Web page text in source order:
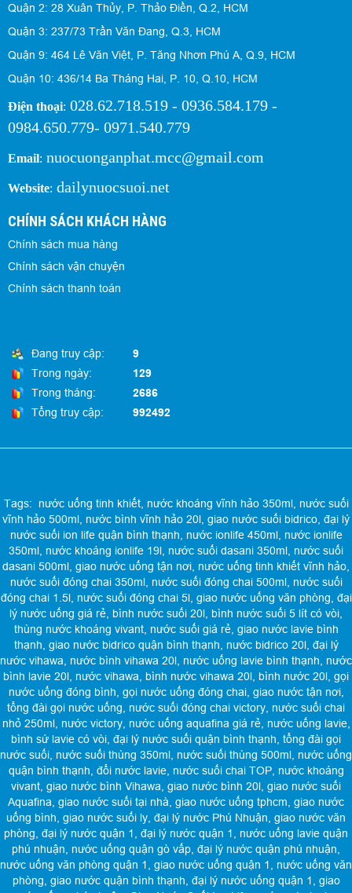
Quận 2: 28 Xuân Thủy, P. Thảo Điền, Q.2, HCM
Quận 3: 237/73 Trần Văn Đang, Q.3, HCM
Quận 9: 464 Lê Văn Việt, P. Tăng Nhơn Phú A, Q.9, HCM
Quận 10: 436/14 Ba Tháng Hai, P. 10, Q.10, HCM
Điện thoại: 028.62.718.519 - 0936.584.179 -
0984.650.779- 0971.540.779
Email: nuocuonganphat.mcc@gmail.com
Website: dailynuocsuoi.net
CHÍNH SÁCH KHÁCH HÀNG
Chính sách mua hàng
Chính sách vận chuyện
Chính sách thanh toán
Đang truy cập:
9
Trong ngày:
129
Trong tháng:
2686
Tổng truy cập:
992492
Tags: nước uống tinh khiết, nước khoáng vĩnh hảo 350ml, nước suối
vĩnh hảo 500ml nước bình vĩnh hảo 20l giao nước suối bidrico đại lý
nước suối ion life quận bình thạnh
nước ionlife 450ml, nước ionlife
350ml nước khoáng ionlife 19l nước suối dasani 350ml nước suối
dasani 500ml giao nước uống tận nơi nước uống tinh khiết vĩnh hảo
nước suối đóng chai 350ml, nước suối đóng chai 500ml, nước suối
đóng chai 1.5l, nước suối đóng chai 5l, giao nước uống văn phòng đại
lý nước uống giá rẻ bình nước suối 20l bình nước suối 5 lít có vòi
thùng nước khoáng vivant, nước suối giá rẻ, giao nước lavie bình
thạnh giao nước bidrico quận bình thạnh nước bidrico 20l, đại lý
nước vihawa
nước bình vihawa 20l nước uống lavie bình thạnh
nước
bình lavie 20l nước vihawa bình nước vihawa 20l bình nước 20l gọi
nước uống đóng bình gọi nước uống đóng chai, giao nước tận nơi,
tổng đài gọi nước uống
nước suối đóng chai victory nước suối chai
nhỏ 250ml, nước victory, nước uống aquafina giá rẻ, nước uống lavie,
bình sứ lavie có vòi đại lý nước suối quận bình thạnh tổng đài gọi
nước suối nước suối thùng 350ml nước suối thùng 500ml nước uống
quận bình thạnh đổi nước lavie, nước suối chai TOP, nước khoáng
vivant giao nước bình Vihawa giao nước bình 20l giao nước suối
Aquafina giao nước suối tại nhà giao nước uống tphcm giao nước
uống bình giao nước suối ly đại lý nước Phú Nhuận giao nước văn
phòng đại lý nước quận 1 đại lý nước quận 1
nước uống lavie quận
phú nhuận
nước uống quận gò vấp đại lý nước quận phú nhuận
nước uống văn phòng quận 1
giao nước uống quận 1
nước uống văn
phòng giao nước quận bình thạnh đại lý nước uống quận 1
giao